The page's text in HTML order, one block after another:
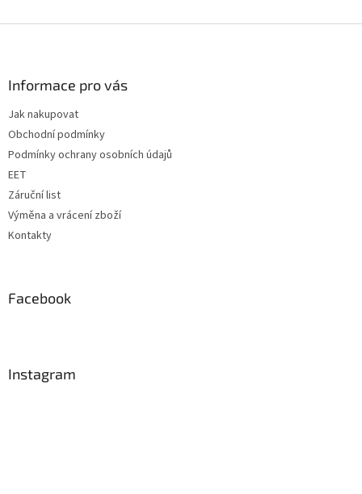
Informace pro vás
Jak nakupovat
Obchodní podmínky
Podmínky ochrany osobních údajů
EET
Záruční list
Výměna a vrácení zboží
Kontakty
Facebook
Instagram